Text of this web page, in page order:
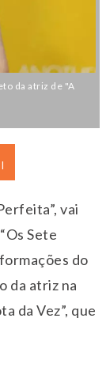
da atriz de "A
vai
Sete
do
da atriz na
da Vez”, que